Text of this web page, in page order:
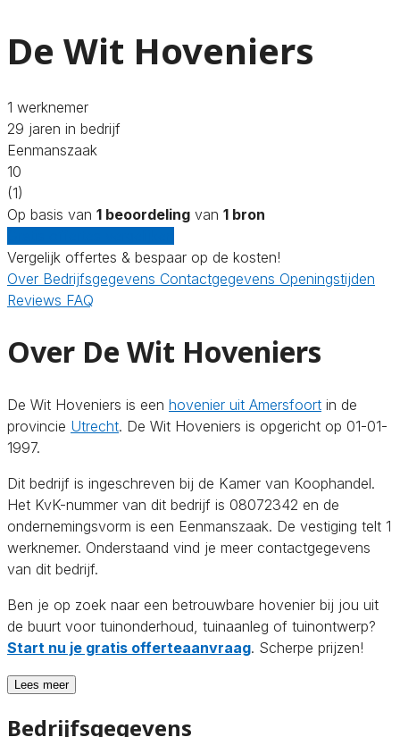
De Wit Hoveniers
1 werknemer
29 jaren in bedrijf
Eenmanszaak
10
(1)
Op basis van 1 beoordeling van 1 bron
Vergelijk offertes & bespaar op de kosten!
Over Bedrijfsgegevens Contactgegevens Openingstijden
Reviews FAQ
Over De Wit Hoveniers
De Wit Hoveniers is een hovenier uit Amersfoort in de
provincie Utrecht. De Wit Hoveniers is opgericht op 01-01-
1997.
Dit bedrijf is ingeschreven bij de Kamer van Koophandel.
Het KvK-nummer van dit bedrijf is 08072342 en de
ondernemingsvorm is een Eenmanszaak. De vestiging telt 1
werknemer. Onderstaand vind je meer contactgegevens
van dit bedrijf.
Ben je op zoek naar een betrouwbare hovenier bij jou uit
de buurt voor tuinonderhoud, tuinaanleg of tuinontwerp?
Start nu je gratis offerteaanvraag. Scherpe prijzen!
Lees meer
Bedrijfsgegevens